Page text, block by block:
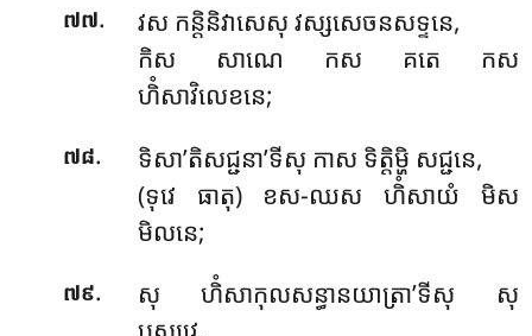
៧៧.
វស កន្តិនិវាសេសុ វស្សសេចនសទ្ទនេ,
កិស សាណេ កស គតេ កស
ហិំសាវិលេខនេ;
៧៨.
ទិសា’តិសជ្ជនា’ទីសុ កាស ទិត្តិម្ហិ សជ្ជនេ,
(ទុវេ ធាតុ) ខស-ឈស ហិំសាយំ មិស
មិលនេ;
៧៩.
សុ ហិំសាកុលសន្ធានយាត្រា’ទីសុ សុ